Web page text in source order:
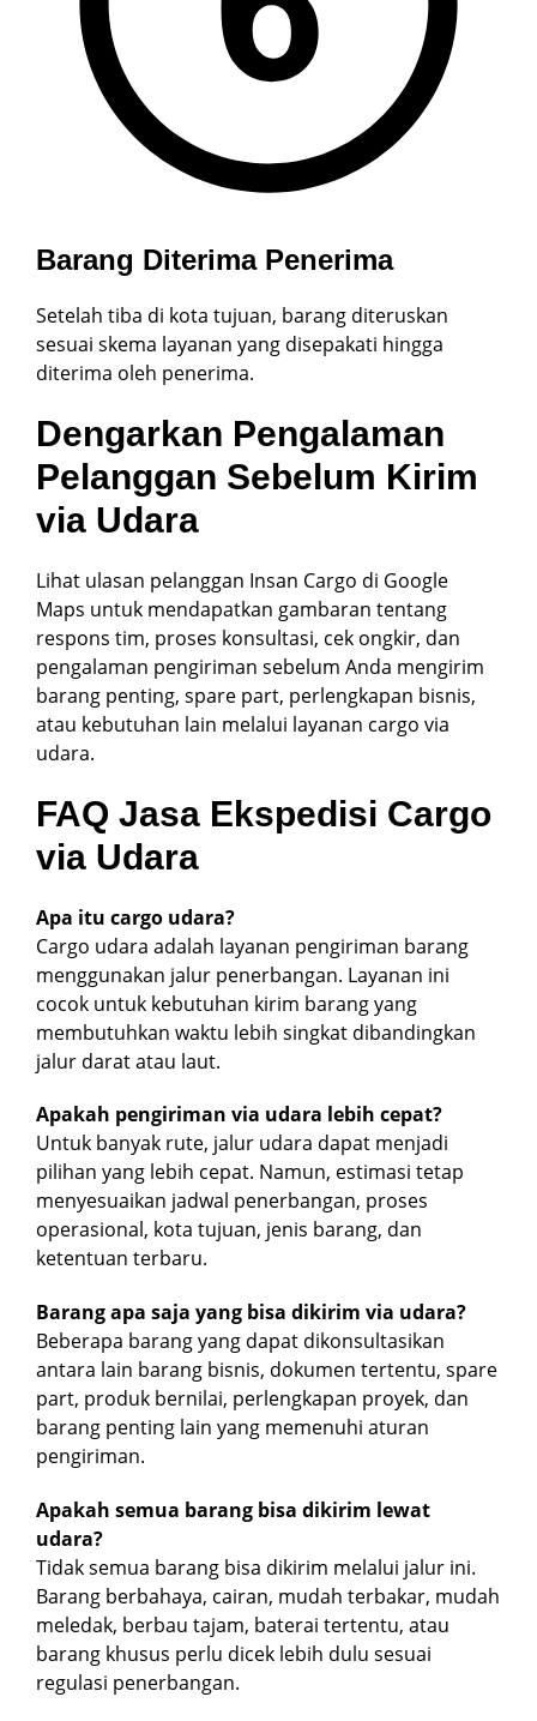
Barang Diterima Penerima
Setelah tiba di kota tujuan, barang diteruskan
sesuai skema layanan yang disepakati hingga
diterima oleh penerima.
Dengarkan Pengalaman
Pelanggan Sebelum Kirim
via Udara
Lihat ulasan pelanggan Insan Cargo di Google
Maps untuk mendapatkan gambaran tentang
respons tim, proses konsultasi, cek ongkir, dan
pengalaman pengiriman sebelum Anda mengirim
barang penting, spare part, perlengkapan bisnis,
atau kebutuhan lain melalui layanan cargo via
udara.
FAQ Jasa Ekspedisi Cargo
via Udara
Apa itu cargo udara?
Cargo udara adalah layanan pengiriman barang
menggunakan jalur penerbangan. Layanan ini
cocok untuk kebutuhan kirim barang yang
membutuhkan waktu lebih singkat dibandingkan
jalur darat atau laut.
Apakah pengiriman via udara lebih cepat?
Untuk banyak rute, jalur udara dapat menjadi
pilihan yang lebih cepat. Namun, estimasi tetap
menyesuaikan jadwal penerbangan, proses
operasional, kota tujuan, jenis barang, dan
ketentuan terbaru.
Barang apa saja yang bisa dikirim via udara?
Beberapa barang yang dapat dikonsultasikan
antara lain barang bisnis, dokumen tertentu, spare
part, produk bernilai, perlengkapan proyek, dan
barang penting lain yang memenuhi aturan
pengiriman.
Apakah semua barang bisa dikirim lewat
udara?
Tidak semua barang bisa dikirim melalui jalur ini.
Barang berbahaya, cairan, mudah terbakar, mudah
meledak, berbau tajam, baterai tertentu, atau
barang khusus perlu dicek lebih dulu sesuai
regulasi penerbangan.